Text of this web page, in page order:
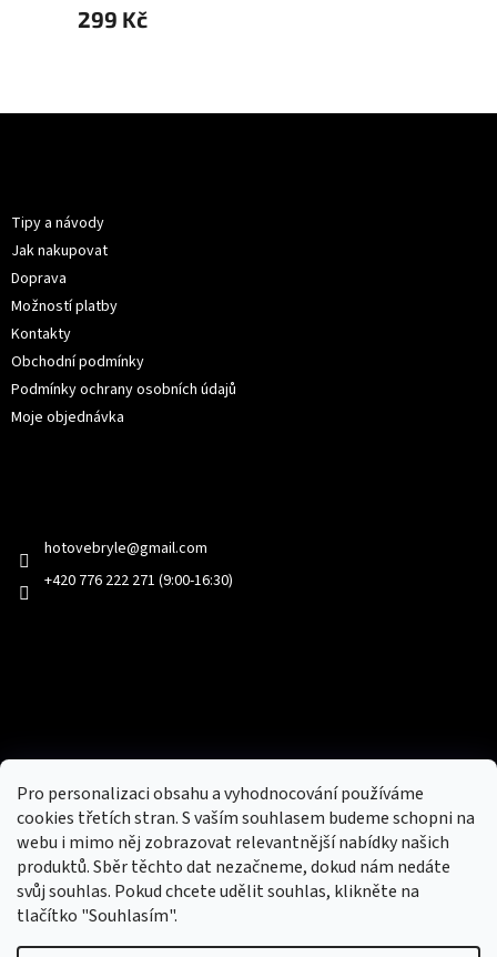
Pro personalizaci obsahu a vyhodnocování používáme
cookies třetích stran. S vaším souhlasem budeme schopni na
webu i mimo něj zobrazovat relevantnější nabídky našich
produktů. Sběr těchto dat nezačneme, dokud nám nedáte
svůj souhlas. Pokud chcete udělit souhlas, klikněte na
tlačítko "Souhlasím".
299 Kč
Tipy a návody
Jak nakupovat
Doprava
Možností platby
Kontakty
Obchodní podmínky
Podmínky ochrany osobních údajů
Moje objednávka
hotovebryle@gmail.com
+420 776 222 271 (9:00-16:30)
Nový obchod s batohy, cestovními zavazadly, tašky a peněženky